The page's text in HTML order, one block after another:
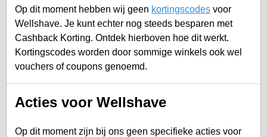
Op dit moment hebben wij geen kortingscodes voor
Wellshave. Je kunt echter nog steeds besparen met
Cashback Korting. Ontdek hierboven hoe dit werkt.
Kortingscodes worden door sommige winkels ook wel
vouchers of coupons genoemd.
Acties voor Wellshave
Op dit moment zijn bij ons geen specifieke acties voor